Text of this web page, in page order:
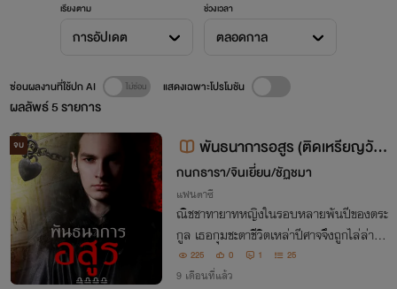
เรียงตาม
การอัปเดต
ช่วงเวลา
ตลอดกาล
ผลลัพธ์5รายการ
ซ่อนผลงานที่ใช้ปก AI แสดงเฉพาะโปรโมชัน
จบ
พันธนาการอสูร (ติดเหรียญวัน
ที่13/11/68 ค่ะ)
กนกธารา/จินเยี่ยน/ชัฏชมา
แฟนตาซี
ณิชชาทายาทหญิงในรอบหลายพันปีของตระ
กูล เธอกุมชะตาชีวิตเหล่าปีศาจจึงถูกไล่ล่า แ
ละเพื่อให้มีชีวิตรอดเธอจำต้องเรียก ‘อเมมอ
น’ ปีศาจจากอเวจีมาช่วย แต่ดูจะเป็นการหาเรื่
225 0 1 25
9 เดือนที่แล้ว